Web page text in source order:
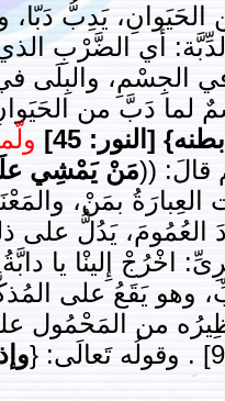
يَدِبُّ دَبّا،
أي الضَّرْبِ
الجِسْمِ، والبِلَى
لما دَبَّ من
[النور: 45]
قالَ: ((مَنْ يَمْشِي
بمَنْ،
إنَّما أرادَ العُمُومَ،
اخْرُجْ إِلينْا يا
وهو يَقَعُ على
من المَحْمُول